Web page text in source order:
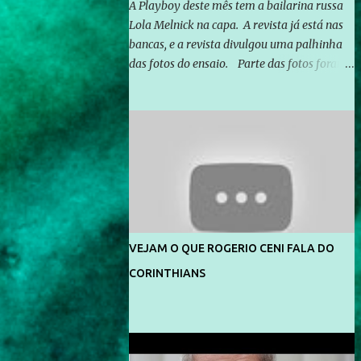
A Playboy deste mês tem a bailarina russa
Lola Melnick na capa. A revista já está nas
bancas, e a revista divulgou uma palhinha
das fotos do ensaio. Parte das fotos foram
divulga capa e primeiras fotos de Lola
Melnick - @aredacao
VEJAM O QUE ROGERIO CENI FALA DO
CORINTHIANS